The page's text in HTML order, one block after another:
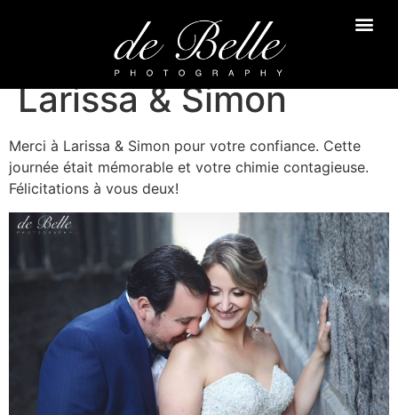
Larissa & Simon
Merci à Larissa & Simon pour votre confiance. Cette
journée était mémorable et votre chimie contagieuse.
Félicitations à vous deux!